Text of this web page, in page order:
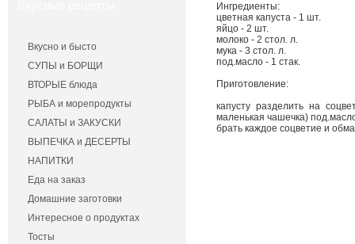
Вкусно и бысто
СУПЫ и БОРЩИ
ВТОРЫЕ блюда
РЫБА и морепродукты
САЛАТЫ и ЗАКУСКИ
ВЫПЕЧКА и ДЕСЕРТЫ
НАПИТКИ
Еда на заказ
Домашние заготовки
Интересное о продуктах
Тосты
Ингредиенты:
цветная капуста - 1 шт.
яйцо - 2 шт.
молоко - 2 стол. л.
мука - 3 стол. л.
под.масло - 1 стак.
Приготовление:
капусту разделить на
маленькая чашечка)
брать каждое соцветие и